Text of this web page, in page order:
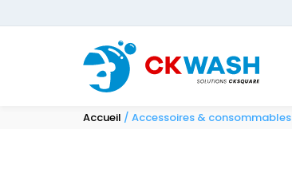
Accueil / Accessoires & consommables